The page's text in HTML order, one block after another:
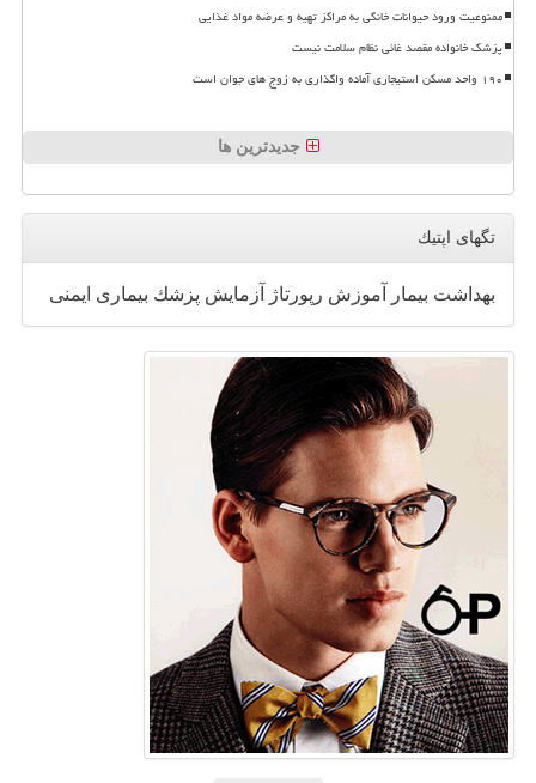
ممنوعیت ورود حیوانات خانگی به مراکز تهیه و عرضه مواد غذایی
پزشک خانواده مقصد غائی نظام سلامت نیست
۱۹۰ واحد مسکن استیجاری آماده واگذاری به زوج های جوان است
جدیدترین ها
تگهای اپتیك
بهداشت بیمار آموزش رپورتاژ آزمایش پزشك بیماری ایمنی